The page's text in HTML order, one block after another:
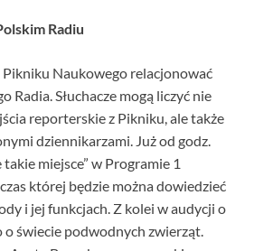
Radiu
Naukowego relacjonować
Radia. Słuchacze mogą liczyć nie
reporterskie z Pikniku, ale także
dziennikarzami. Już od godz.
miejsce” w Programie 1
której będzie można dowiedzieć
i jej funkcjach. Z kolei w audycji o
o świecie podwodnych zwierząt.